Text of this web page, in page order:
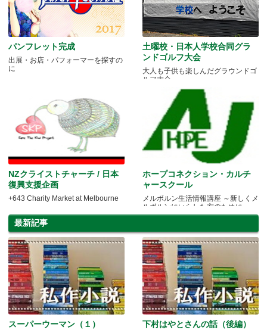
パンフレット完成
出展・お店・パフォーマーを探すの
に
土曜校・日本人学校合同グラ
ンドゴルフ大会
大人も子供も楽しんだグラウンドゴ
ルフ大会
NZクライストチャーチ / 日本
復興支援企画
+643 Charity Market at Melbourne
ホープコネクション・カルチ
ャースクール
メルボルン生活情報講座 ～新しくメ
ルボルンにいらした方のために～
最新記事
スーパーウーマン（１） 下村はやとさんの話（後編）